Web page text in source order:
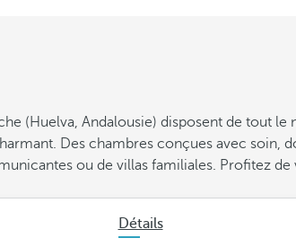
(Huelva, Andalousie) disposent de tout le
Des chambres conçues avec soin,
ou de villas familiales. Profitez
Détails